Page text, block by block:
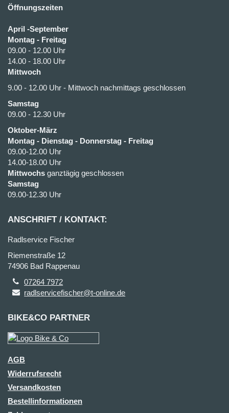
Öffnungszeiten
April -September
Montag - Freitag
09.00 - 12.00 Uhr
14.00 - 18.00 Uhr
Mittwoch
9.00 - 12.00 Uhr - Mittwoch nachmittags geschlossen
Samstag
09.00 - 12.30 Uhr
Oktober-März
Montag - Dienstag - Donnerstag - Freitag
09.00-12.00 Uhr
14.00-18.00 Uhr
Mittwochs ganztägig geschlossen
Samstag
09.00-12.30 Uhr
ANSCHRIFT / KONTAKT:
Radlservice Fischer
Riemenstraße 12
74906 Bad Rappenau
07264 7972
radlservicefischer@t-online.de
BIKE&CO PARTNER
AGB
Widerrufsrecht
Versandkosten
Bestellinformationen